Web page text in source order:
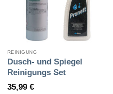
REINIGUNG
Dusch- und Spiegel
Reinigungs Set
35,99 €